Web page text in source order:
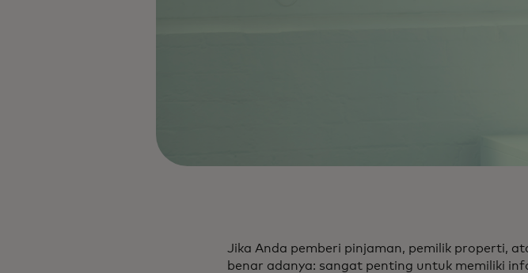
Jika Anda pemberi pinjaman, pemilik properti,
benar adanya: sangat penting untuk memiliki